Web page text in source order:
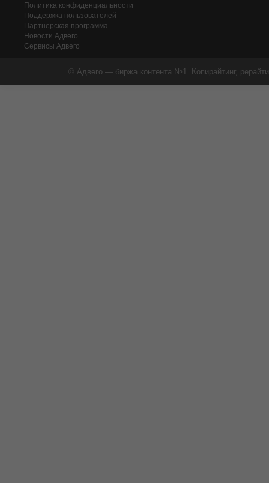
Политика конфиденциальности
Поддержка пользователей
Партнерская программа
Новости Адвего
Сервисы Адвего
© Адвего — биржа контента №1. Копирайтинг,